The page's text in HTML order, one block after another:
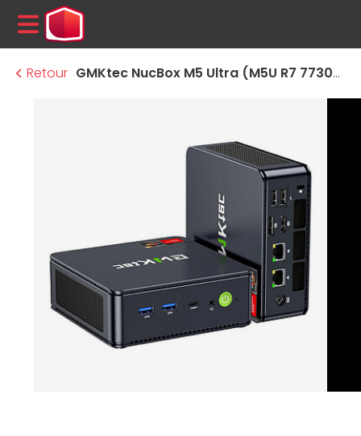
MENU
Retour
GMKtec NucBox M5 Ultra (M5U R7 7730U 16/1024)